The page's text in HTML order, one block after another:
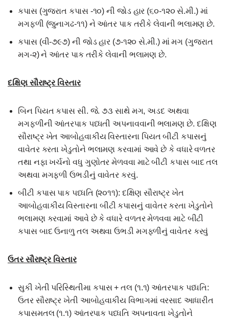
કપાસ (ગુજરાત કપાસ -૧૦) ની જોડ હાર (૬૦-૧૨૦ સે.મી.) માં
મગફળી (જુનાગઢ-૧૧) ને આંતર પાક તરીકે લેવાની ભલામણ છે.
કપાસ (વી-૭૯૭) ની જોડ હાર (૭-૧૨૦ સે.મી.) માં મગ (ગુજરાત
મગ-૨) ને આંતર પાક તરીકે લેવાની ભલામણ છે.
દક્ષિણ સૌરાષ્ટ્ર વિસ્તાર
બિન પિયત કપાસ સી. જે. ૭૩ સાથે મગ, અડદ અથવા
મગફળીની આંતરપાક પધ્ધતી અપનાવવાની ભલામણ છે. દક્ષિણ
સૌરાષ્ટ્ર ખેત આબોહવાકીય વિસ્તારના પિયત બીટી કપાસનું
વાવેતર કરતા ખેડુતોને ભલામણ કરવામાં આવે છે કે વધારે વળતર
તથા નફા ખર્ચનો વધુ ગુણોતર મેળવવા માટે બીટી કપાસ બાદ તલ
અથવા મગફળી ઉભડીનું વાવેતર કરવું.
બીટી કપાસ પાક પધ્ધતિ (૨૦૧૧): દક્ષિણ સૌરાષ્ટ્ર ખેત
આબોહવાકીય વિસ્તારના બીટી કપાસનું વાવેતર કરતા ખેડુતોને
ભલામણ કરવામાં આવે છે કે વધારે વળતર મેળવવા માટે બીટી
કપાસ બાદ ઉનાળુ તલ અથવા ઉભડી મગફળીનું વાવેતર કરવું
ઉતર સૌરાષ્ટ્ર વિસ્તાર
સુકી ખેતી પરિસ્થિતીમા કપાસ + તલ (૧.૧) આંતરપાક પધ્ધતિ:
ઉતર સૌરાષ્ટ્ર ખેતી આબોહવાકીય વિભાગમાં વરસાદ આધારીત
કપાસમતલ (૧.૧) આંતરપાક પધ્ધતિ અપનાવતા ખેડુતોને